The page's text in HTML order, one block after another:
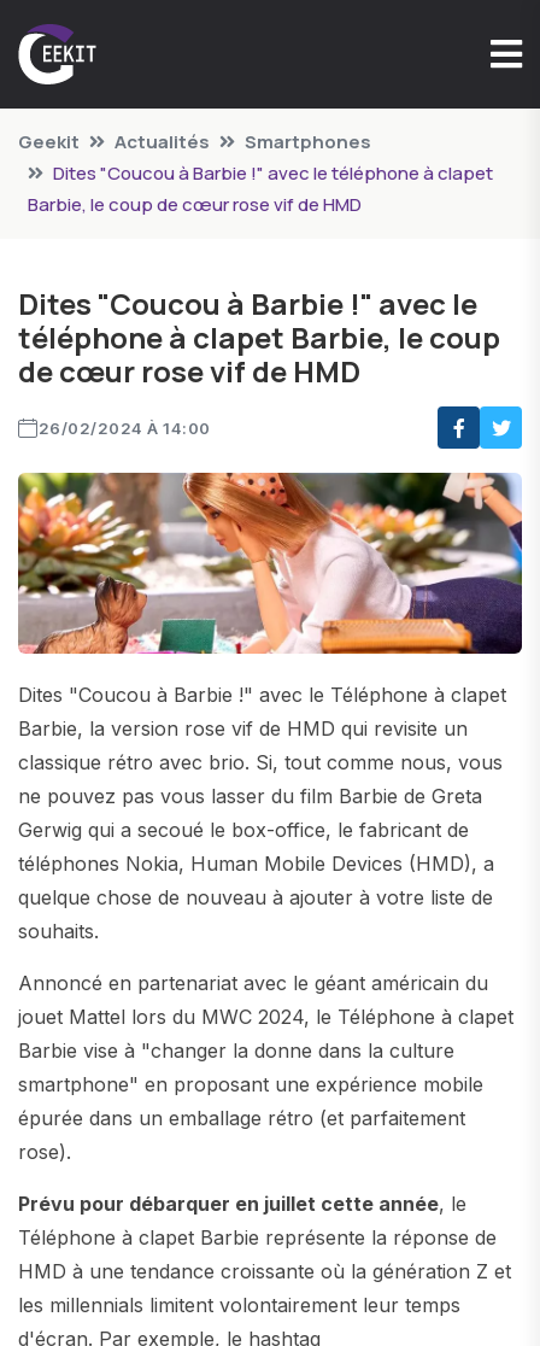
Geekit Actualités
Smartphones
Dites "Coucou à Barbie !" avec le téléphone à clapet
Barbie, le coup de cœur rose vif de HMD
Dites "Coucou à Barbie !" avec le
téléphone à clapet Barbie, le coup
de cœur rose vif de HMD
26/02/2024 À 14:00
Dites "Coucou à Barbie !" avec le Téléphone à clapet
Barbie, la version rose vif de HMD qui revisite un
classique rétro avec brio. Si, tout comme nous, vous
ne pouvez pas vous lasser du film Barbie de Greta
Gerwig qui a secoué le box-office, le fabricant de
téléphones Nokia, Human Mobile Devices (HMD), a
quelque chose de nouveau à ajouter à votre liste de
souhaits.
Annoncé en partenariat avec le géant américain du
jouet Mattel lors du MWC 2024, le Téléphone à clapet
Barbie vise à "changer la donne dans la culture
smartphone" en proposant une expérience mobile
épurée dans un emballage rétro (et parfaitement
rose).
Prévu pour débarquer en juillet cette année, le
Téléphone à clapet Barbie représente la réponse de
HMD à une tendance croissante où la génération Z et
les millennials limitent volontairement leur temps
d'écran. Par exemple, le hashtag